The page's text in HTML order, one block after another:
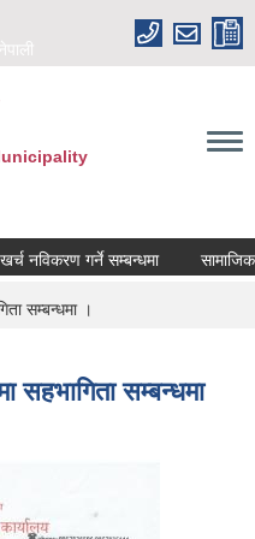
नेपाली
नविकरण गर्ने सम्बन्धमा
सम्बन्धमा ।
सहभागिता सम्बन्धमा